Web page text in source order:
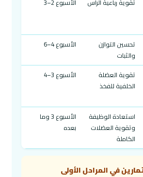
تحسين التوازن
والثبات
الأسبوع 4–6
تقوية العضلة
الخلفية للفخذ
الأسبوع 3–4
استعادة الوظيفة
وتقوية العضلات
الكاملة
الأسبوع 3 وما
بعده
في المراحل الأولى